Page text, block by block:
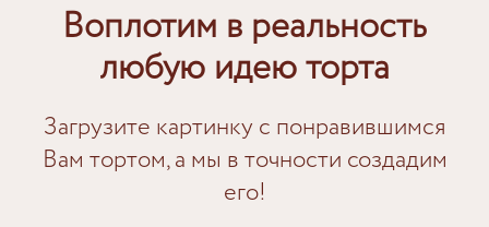
Воплотим в реальность
любую идею торта
Загрузите картинку с понравившимся
Вам тортом, а мы в точности создадим
его!